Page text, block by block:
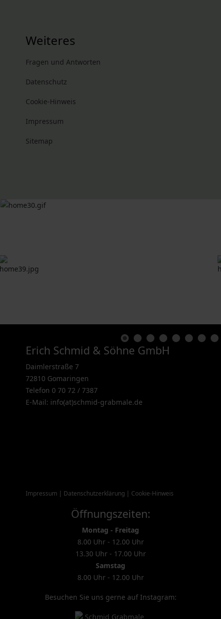
Weiteres
Fragen und Antworten
Datenschutz
Cookie-Hinweis
Impressum
Sitemap
Erich Schmid & Söhne GmbH
Daimlerstraße 7
72810 Gomaringen
Telefon 0 70 72 / 7387
E-Mail: info(at)schmid-grabmale.de
Impressum | Datenschutzerklärung | Cookie-Hinweis
Öffnungszeiten:
Montag - Freitag
8.00 Uhr - 12.00 Uhr
13.30 Uhr - 17.00 Uhr
Samstag
8.00 Uhr - 12.00 Uhr
Besuchen Sie uns gerne auf Instagram: